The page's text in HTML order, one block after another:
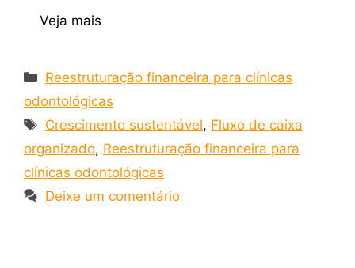
Veja mais
Reestruturação financeira para clínicas
odontológicas
Crescimento sustentável, Fluxo de caixa
organizado, Reestruturação financeira para
clínicas odontológicas
Deixe um comentário